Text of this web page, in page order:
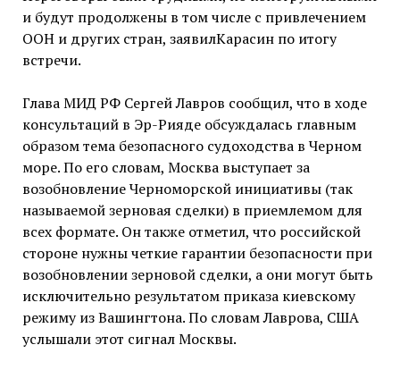
и будут продолжены в том числе с привлечением
ООН и других стран, заявилКарасин по итогу
встречи.
Глава МИД РФ Сергей Лавров сообщил, что в ходе
консультаций в Эр-Рияде обсуждалась главным
образом тема безопасного судоходства в Черном
море. По его словам, Москва выступает за
возобновление Черноморской инициативы (так
называемой зерновая сделки) в приемлемом для
всех формате. Он также отметил, что российской
стороне нужны четкие гарантии безопасности при
возобновлении зерновой сделки, а они могут быть
исключительно результатом приказа киевскому
режиму из Вашингтона. По словам Лаврова, США
услышали этот сигнал Москвы.